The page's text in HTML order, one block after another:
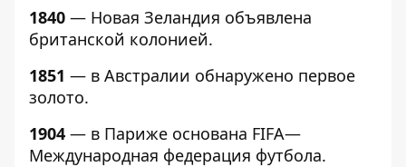
1840 — Новая Зеландия объявлена
британской колонией.
1851 — в Австралии обнаружено первое
золото.
1904 — в Париже основана FIFA—
Международная федерация футбола.